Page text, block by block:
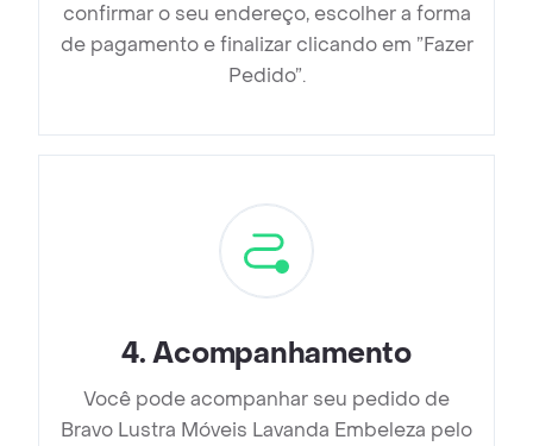
confirmar o seu endereço, escolher a forma
de pagamento e finalizar clicando em ”Fazer
Pedido”.
4.Acompanhamento
Você pode acompanhar seu pedido de
Bravo Lustra Móveis Lavanda Embeleza pelo